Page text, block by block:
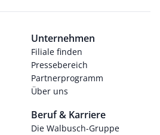
Unternehmen
Filiale finden
Pressebereich
Partnerprogramm
Über uns
Beruf & Karriere
Die Walbusch-Gruppe